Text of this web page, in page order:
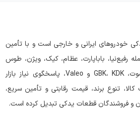
خودروهای ایرانی و خارجی است و با تأمین
رفیع‌نیا، باباپارت، عظام، کیک، ویژن، طوس
مشهد، افرتیس، دلتا، قائم، ریک، مارموت، GBK، KDK و Valeo، پاسخگوی نیاز بازار
تنوع برند، قیمت رقابتی و تأمین سریع،
و فروشندگان قطعات یدکی تبدیل کرده است.